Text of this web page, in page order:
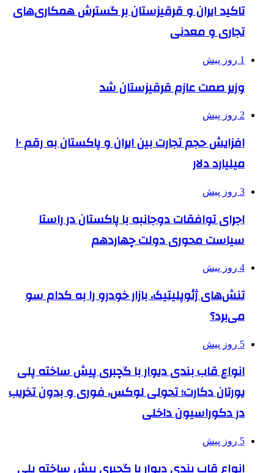
تاکید ایران و قرقیزستان بر گسترش همکاری‌های
تجاری و معدنی
1 روز پیش
وزیر صمت عازم قرقیزستان شد
2 روز پیش
افزایش حجم تجارت بین ایران و پاکستان به رقم ۱۰
میلیارد دلار
3 روز پیش
اجرای توافقات دوجانبه با پاکستان در راستا
سیاست محوری دولت چهاردهم
4 روز پیش
تنش‌های ژئوپلیتیک، بازار خودرو را به کدام سو
می‌برد؟
5 روز پیش
انواع قاب بندی دیوار با گچبری پیش ساخته پلی
یورتان دکارت؛ تحولی لوکس، فوری و بدون تخریب
در دکوراسیون داخلی
5 روز پیش
انواع قاب بندی دیوار با گچبری پیش ساخته پلی